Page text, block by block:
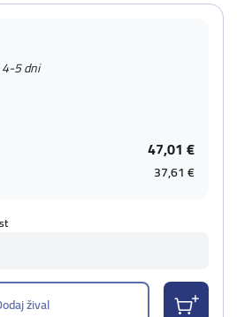
4-5 dni
47,01 €
37,61 €
žival